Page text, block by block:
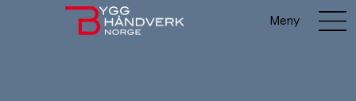
Meny